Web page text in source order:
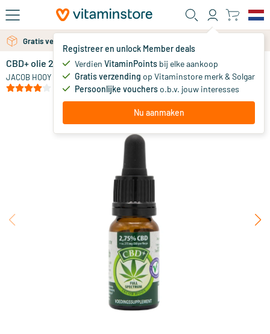
Ga naar de hoofdinhoud
Registreer en unlock Member deals
Verdien VitaminPoints bij elke aankoop
Gratis verzending op Vitaminstore merk & Solgar
Persoonlijke voucherso.b.v. jouw interesses
Nu aanmaken
Gratis verzending vanaf 25 euro
Gratis persoonlijk advies via chat of email
CBD+ olie 2,75%
JACOB HOOY
(36)
vanaf 19.